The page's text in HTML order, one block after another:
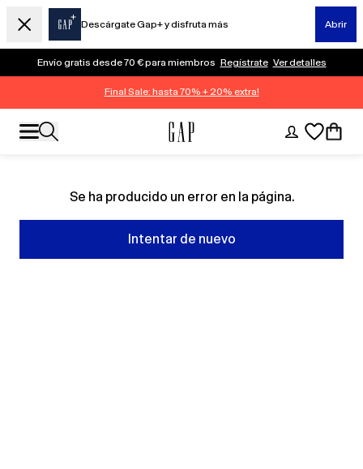
Descárgate Gap+ y disfruta más Abrir
Envío gratis desde 70 € para miembros Regístrate Ver detalles
Final Sale: hasta 70% + 20% extra!
Se ha producido un error en la página.
Intentar de nuevo